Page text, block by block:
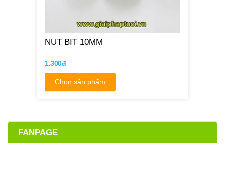
NÚT BÍT 10MM
1.300đ
Chọn sản phẩm
FANPAGE